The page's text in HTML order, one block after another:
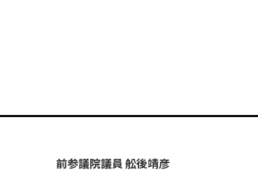
前参議院議員 舩後靖彦